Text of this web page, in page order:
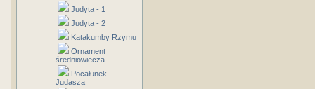
Judyta - 1
Judyta - 2
Katakumby Rzymu
Ornament
średniowiecza
Pocałunek
Judasza